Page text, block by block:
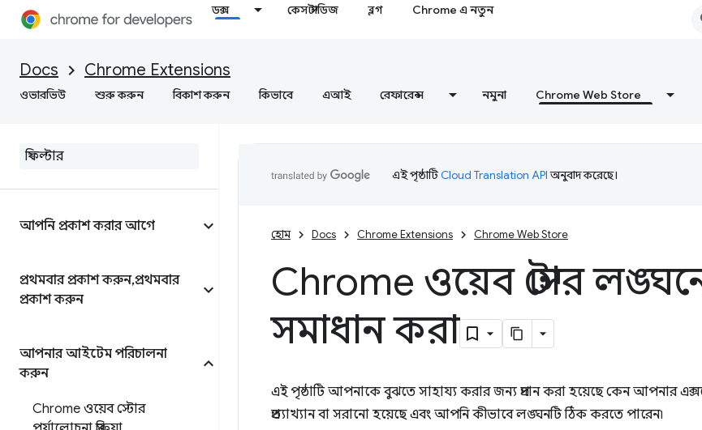
ডক্স কেস স্টাডিজ ব্লগ Chrome এ নতুন
Docs Chrome Extensions
ওভারভিউ শুরু করুন বিকাশ করুন কিভাবে এআই রেফারেন্স নমুনা Chrome Web Store
আপনি প্রকাশ করার আগে
প্রথমবার প্রকাশ করুন,প্রথমবার
প্রকাশ করুন
আপনার আইটেম পরিচালনা
করুন
Chrome ওয়েব স্টোর
এই পৃষ্ঠাটিCloud Translation APIঅনুবাদ করেছে।
হোম Docs Chrome Extensions Chrome Web Store
Chrome ওয়েব স্টোর
সমাধান করা
এই পৃষ্ঠাটি আপনাকে বুঝতে সাহায্য করার জন্য প্রদান করা হয়েছে কেন আপনার
প্রত্যাখ্যান বা সরানো হয়েছে এবং আপনি কীভাবে লঙ্ঘনটি ঠিক করতে পারেন৷